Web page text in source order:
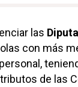
las
con más
de las